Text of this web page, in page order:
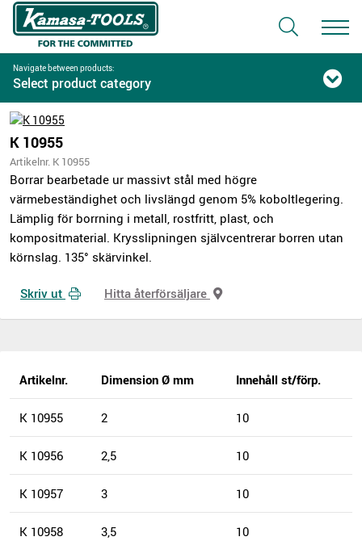
Navigate between products:
Select product category
K 10955
Artikelnr. K 10955
Borrar bearbetade ur massivt stål med högre
värmebeständighet och livslängd genom 5% koboltlegering.
Lämplig för borrning i metall, rostfritt, plast, och
kompositmaterial. Krysslipningen självcentrerar borren utan
körnslag. 135° skärvinkel.
Skriv ut Hitta återförsäljare
Artikelnr. Dimension Ø mm Innehåll st/förp.
K 10955 2 10
K 10956 2,5 10
K 10957 3 10
K 10958 3,5 10